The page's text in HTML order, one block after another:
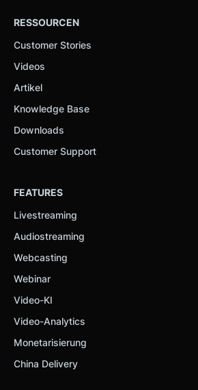
RESSOURCEN
Customer Stories
Videos
Artikel
Knowledge Base
Downloads
Customer Support
FEATURES
Livestreaming
Audiostreaming
Webcasting
Webinar
Video-KI
Video-Analytics
Monetarisierung
China Delivery